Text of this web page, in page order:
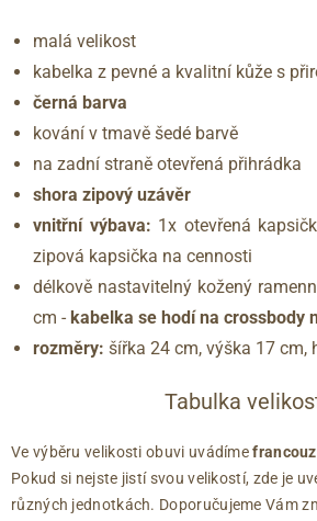
malá velikost
kabelka z pevné a kvalitní kůže s
černá barva
kování v tmavě šedé barvě
na zadní straně otevřená přihrádka
shora zipový uzávěr
vnitřní výbava: 1x otevřená
zipová kapsička na cennosti
délkově nastavitelný kožený
cm - kabelka se hodí na crossbody
rozměry: šířka 24 cm, výška 17 cm,
Tabulka
Ve výběru velikosti obuvi uvádíme
Pokud si nejste jistí svou velikostí, zde je
různých jednotkách. Doporučujeme Vám